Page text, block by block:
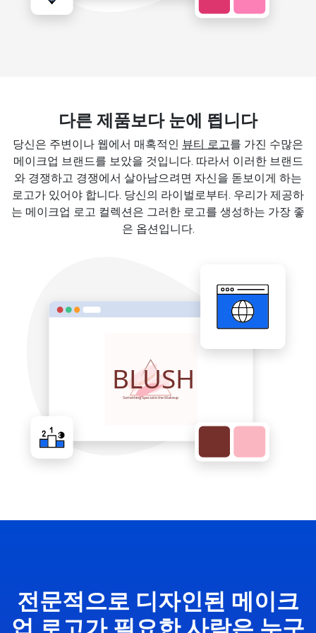
다른 제품보다 눈에 띕니다
당신은 주변이나 웹에서 매혹적인 뷰티 로고를 가진 수많은
메이크업 브랜드를 보았을 것입니다. 따라서 이러한 브랜드
와 경쟁하고 경쟁에서 살아남으려면 자신을 돋보이게 하는
로고가 있어야 합니다. 당신의 라이벌로부터. 우리가 제공하
는 메이크업 로고 컬렉션은 그러한 로고를 생성하는 가장 좋
은 옵션입니다.
전문적으로 디자인된 메이크